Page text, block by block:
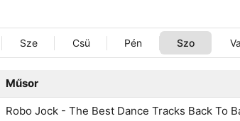
Sze Csü Pén Szo
Műsor
Robo Jock - The Best Dance Tracks Back To